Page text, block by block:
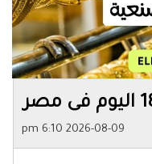
2026-08-09 6:10 pm